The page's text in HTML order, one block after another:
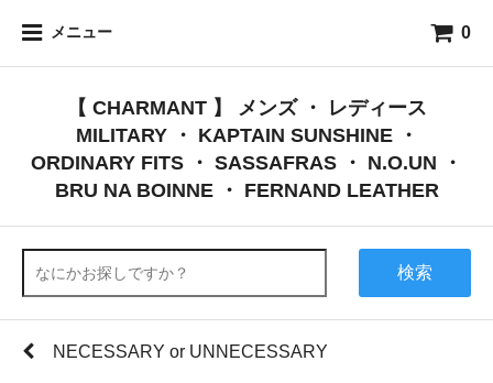
メニュー 0
【 CHARMANT 】 メンズ ・ レディース
MILITARY ・ KAPTAIN SUNSHINE ・
ORDINARY FITS ・ SASSAFRAS ・ N.O.UN ・
BRU NA BOINNE ・ FERNAND LEATHER
検索
NECESSARY or UNNECESSARY